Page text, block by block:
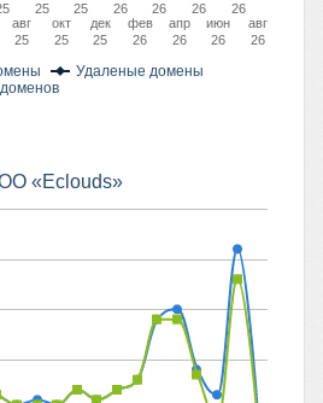
Удаленые домены
авг
25
25
окт
25
25
дек
25
26
фев
26
26
апр
26
26
июн
26
26
авг
26
«Eclouds»